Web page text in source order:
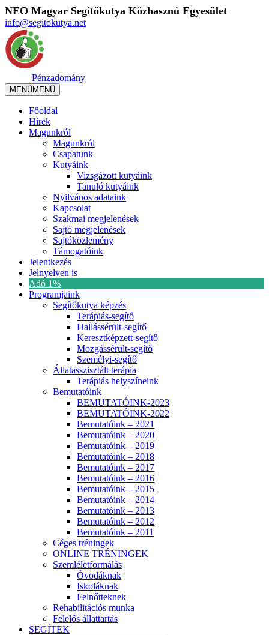
NEO Magyar Segítőkutya Közhasznú Egyesület
info@segitokutya.net
Pénzadomány
MENÜMENÜ
Főoldal
Hírek
Magunkról
Magunkról
Csapatunk
Kutyáink
Vizsgázott kutyáink
Tanuló kutyáink
Nyilvános adataink
Kapcsolat
Szakmai megjelenések
Sajtó megjelenések
Sajtóközlemény
Támogatóink
Jelentkezés
Jelnyelven is
Adó 1%
Programjaink
Segítőkutya képzés
Terápiás-segítő
Hallássérült-segítő
Keresztképzett-segítő
Mozgássérült-segítő
Személyi-segítő
Állatasszisztált terápia
Terápiás helyszíneink
Bemutatóink
BEMUTATÓINK-2023
BEMUTATÓINK-2022
Bemutatóink – 2021
Bemutatóink – 2020
Bemutatóink – 2019
Bemutatóink – 2018
Bemutatóink – 2017
Bemutatóink – 2016
Bemutatóink – 2015
Bemutatóink – 2014
Bemutatóink – 2013
Bemutatóink – 2012
Bemutatóink – 2011
Céges tréningek
ONLINE TRÉNINGEK
Szemléletformálás
Óvodáknak
Iskoláknak
Felnőtteknek
Rehabilitációs munka
Felelős állattartás
SEGÍTEK